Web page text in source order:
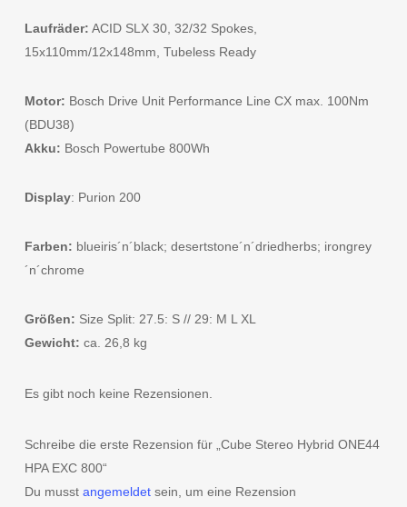
Laufräder: ACID SLX 30, 32/32 Spokes,
15x110mm/12x148mm, Tubeless Ready
Motor: Bosch Drive Unit Performance Line CX max. 100Nm
(BDU38)
Akku: Bosch Powertube 800Wh
Display: Purion 200
Farben: blueiris´n´black; desertstone´n´driedherbs; irongrey
´n´chrome
Größen: Size Split: 27.5: S // 29: M L XL
Gewicht: ca. 26,8 kg
Es gibt noch keine Rezensionen.
Schreibe die erste Rezension für „Cube Stereo Hybrid ONE44
HPA EXC 800“
Du musst angemeldetsein, um eine Rezension